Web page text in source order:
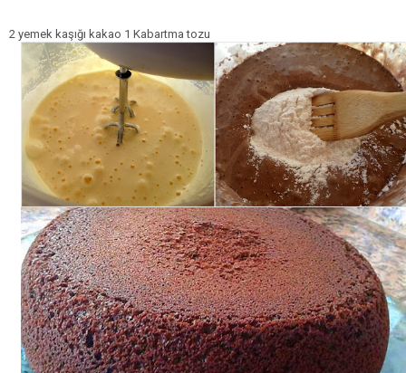
2 yemek kaşığı kakao 1 Kabartma tozu